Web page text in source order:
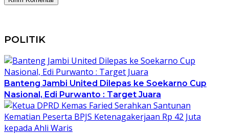
POLITIK
Banteng Jambi United Dilepas ke Soekarno Cup
Nasional, Edi Purwanto : Target Juara